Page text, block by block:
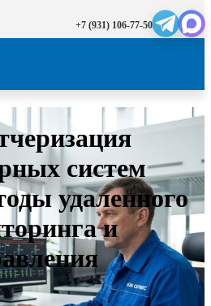
+7 (931) 106-77-50
систем
удаленного
и